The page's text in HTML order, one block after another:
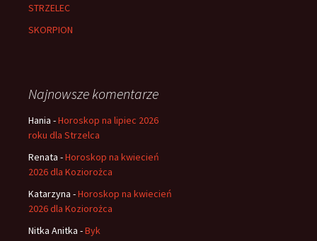
STRZELEC
SKORPION
Najnowsze komentarze
Hania -Horoskop na lipiec 2026
roku dla Strzelca
Renata -Horoskop na kwiecień
2026 dla Koziorożca
Katarzyna -Horoskop na kwiecień
2026 dla Koziorożca
Nitka Anitka -Byk